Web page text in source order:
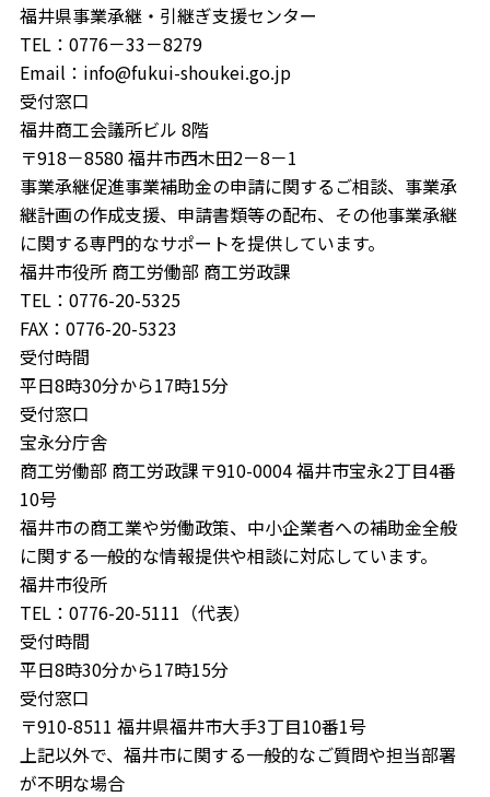
福井県事業承継・引継ぎ支援センター
TEL：0776－33－8279
Email：info@fukui-shoukei.go.jp
受付窓口
福井商工会議所ビル 8階
〒918－8580 福井市西木田2－8－1
事業承継促進事業補助金の申請に関するご相談、事業承
継計画の作成支援、申請書類等の配布、その他事業承継
に関する専門的なサポートを提供しています。
福井市役所 商工労働部 商工労政課
TEL：0776-20-5325
FAX：0776-20-5323
受付時間
平日8時30分から17時15分
受付窓口
宝永分庁舎
商工労働部 商工労政課〒910-0004 福井市宝永2丁目4番
10号
福井市の商工業や労働政策、中小企業者への補助金全般
に関する一般的な情報提供や相談に対応しています。
福井市役所
TEL：0776-20-5111（代表）
受付時間
平日8時30分から17時15分
受付窓口
〒910-8511 福井県福井市大手3丁目10番1号
上記以外で、福井市に関する一般的なご質問や担当部署
が不明な場合